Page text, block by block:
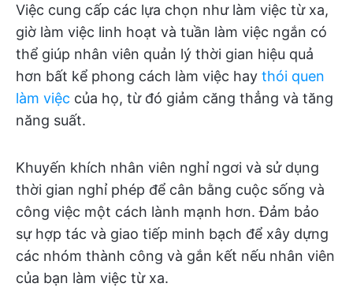
Việc cung cấp các lựa chọn như làm việc từ xa,
giờ làm việc linh hoạt và tuần làm việc ngắn có
thể giúp nhân viên quản lý thời gian hiệu quả
hơn bất kể phong cách làm việc hay thói quen
làm việc của họ, từ đó giảm căng thẳng và tăng
năng suất.
Khuyến khích nhân viên nghỉ ngơi và sử dụng
thời gian nghỉ phép để cân bằng cuộc sống và
công việc một cách lành mạnh hơn. Đảm bảo
sự hợp tác và giao tiếp minh bạch để xây dựng
các nhóm thành công và gắn kết nếu nhân viên
của bạn làm việc từ xa.